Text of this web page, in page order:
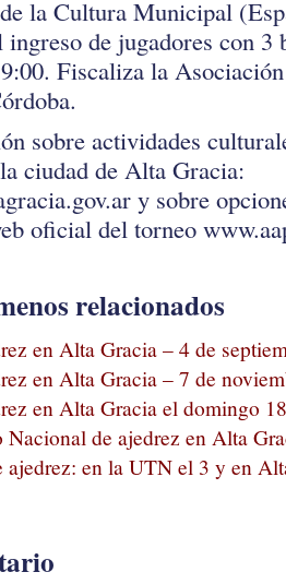
la Cultura Municipal
de jugadores con 3
Fiscaliza la
sobre actividades
ciudad de Alta Gracia:
y sobre
oficial del torneo
relacionados
en Alta Gracia – 4 de
en Alta Gracia – 7 de
en Alta Gracia el domingo
Nacional de ajedrez en Alta
ajedrez: en la UTN el 3 y en